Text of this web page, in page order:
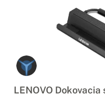
LENOVO